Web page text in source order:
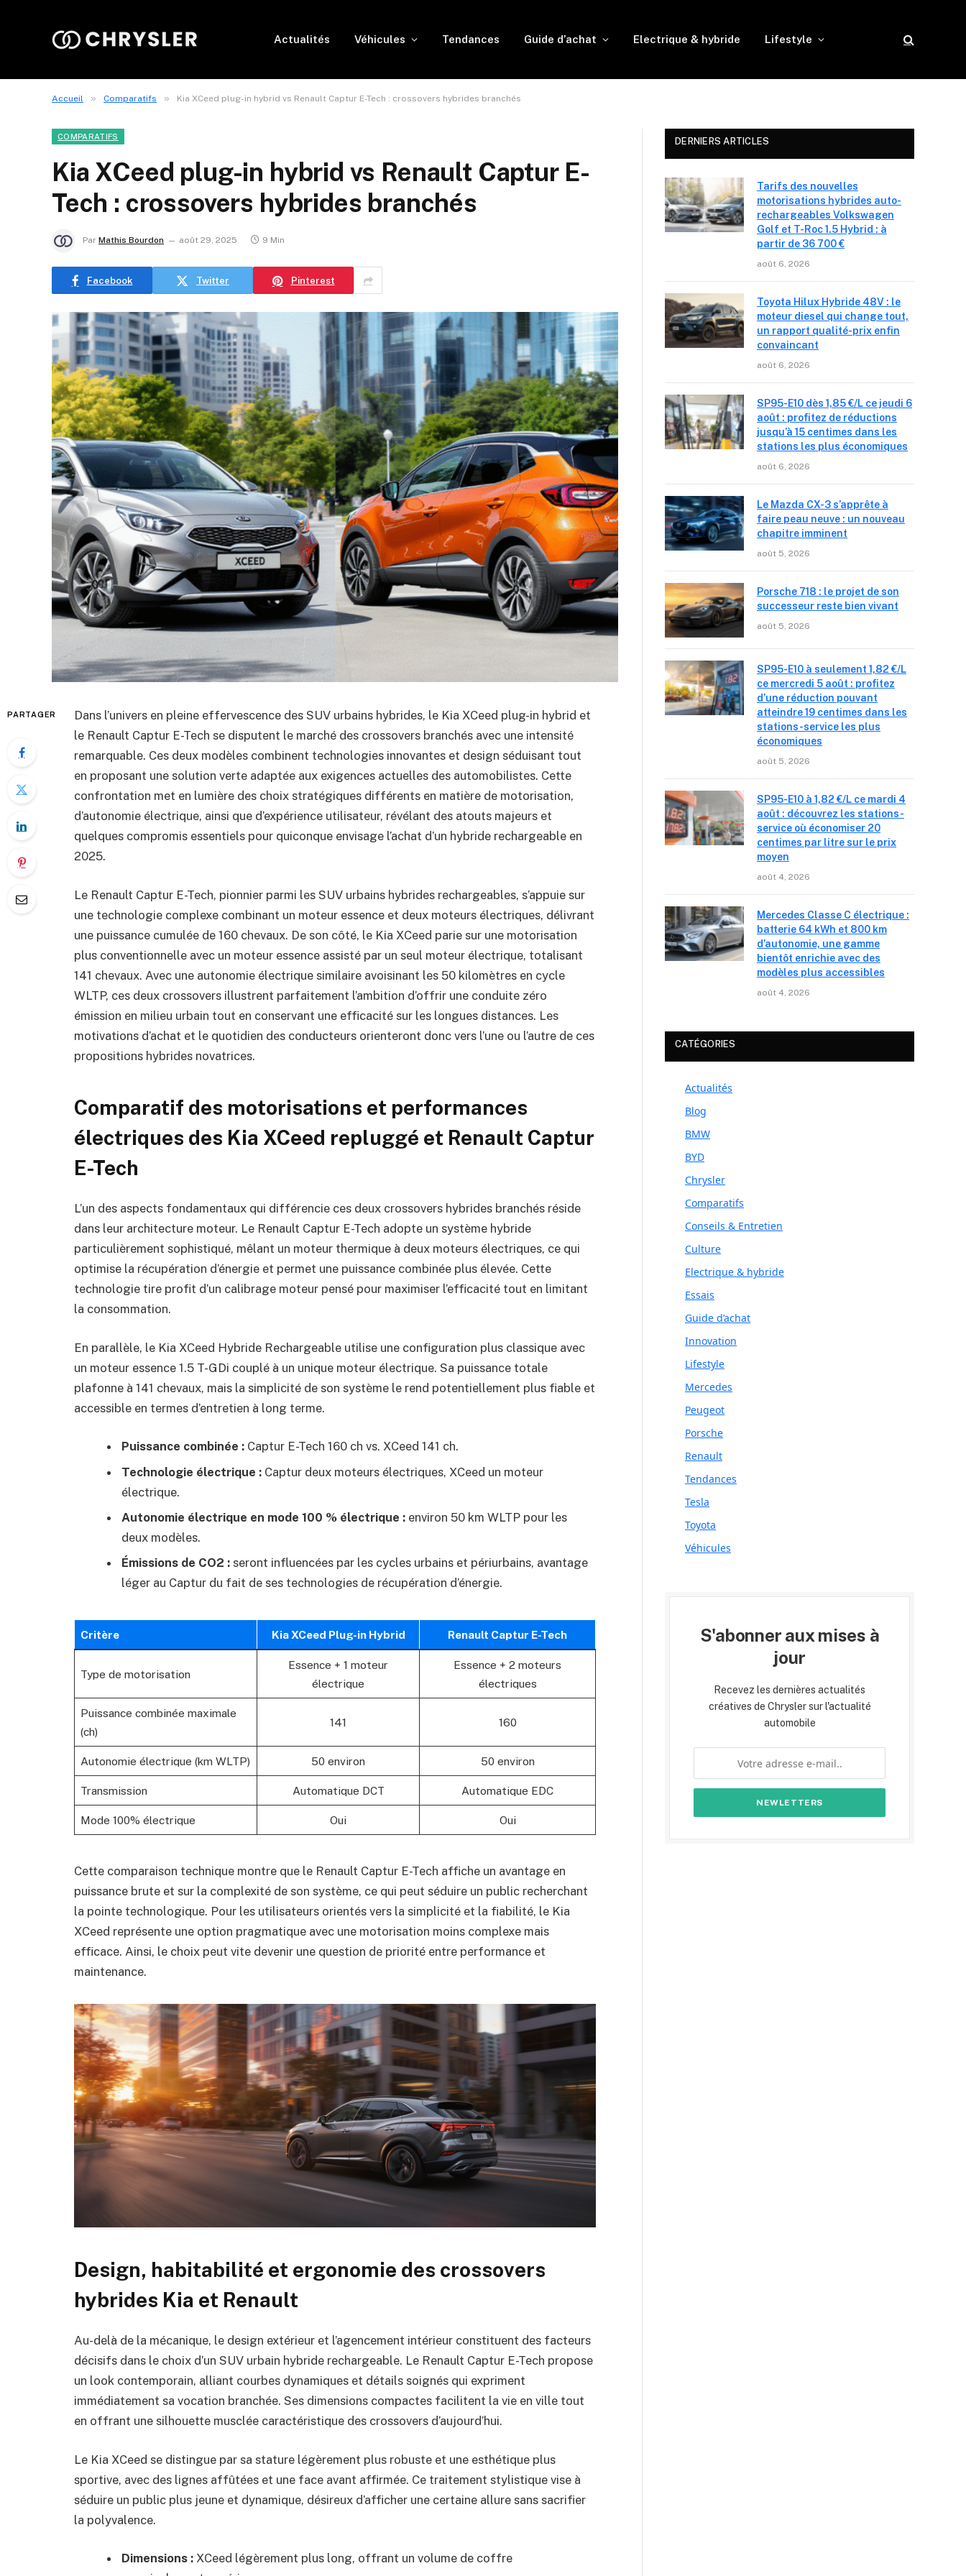
Actualités Véhicules Tendances Guide d’achat Electrique & hybride Lifestyle
Accueil » Comparatifs » Kia XCeed plug-in hybrid vs Renault Captur E-Tech : crossovers hybrides branchés
COMPARATIFS
Kia XCeed plug-in hybrid vs Renault Captur E-
Tech : crossovers hybrides branchés
Par Mathis Bourdon août 29, 2025 9 Min
Facebook Twitter Pinterest
PARTAGER
Dans l’univers en pleine effervescence des SUV urbains hybrides, le Kia XCeed plug-in hybrid et
le Renault Captur E-Tech se disputent le marché des crossovers branchés avec une intensité
remarquable. Ces deux modèles combinent technologies innovantes et design séduisant tout
en proposant une solution verte adaptée aux exigences actuelles des automobilistes. Cette
confrontation met en lumière des choix stratégiques différents en matière de motorisation,
d’autonomie électrique, ainsi que d’expérience utilisateur, révélant des atouts majeurs et
quelques compromis essentiels pour quiconque envisage l’achat d’un hybride rechargeable en
2025.
Le Renault Captur E-Tech, pionnier parmi les SUV urbains hybrides rechargeables, s’appuie sur
une technologie complexe combinant un moteur essence et deux moteurs électriques, délivrant
une puissance cumulée de 160 chevaux. De son côté, le Kia XCeed parie sur une motorisation
plus conventionnelle avec un moteur essence assisté par un seul moteur électrique, totalisant
141 chevaux. Avec une autonomie électrique similaire avoisinant les 50 kilomètres en cycle
WLTP, ces deux crossovers illustrent parfaitement l’ambition d’offrir une conduite zéro
émission en milieu urbain tout en conservant une efficacité sur les longues distances. Les
motivations d’achat et le quotidien des conducteurs orienteront donc vers l’une ou l’autre de ces
propositions hybrides novatrices.
Comparatif des motorisations et performances
électriques des Kia XCeed repluggé et Renault Captur
E-Tech
L’un des aspects fondamentaux qui différencie ces deux crossovers hybrides branchés réside
dans leur architecture moteur. Le Renault Captur E-Tech adopte un système hybride
particulièrement sophistiqué, mêlant un moteur thermique à deux moteurs électriques, ce qui
optimise la récupération d’énergie et permet une puissance combinée plus élevée. Cette
technologie tire profit d’un calibrage moteur pensé pour maximiser l’efficacité tout en limitant
la consommation.
En parallèle, le Kia XCeed Hybride Rechargeable utilise une configuration plus classique avec
un moteur essence 1.5 T-GDi couplé à un unique moteur électrique. Sa puissance totale
plafonne à 141 chevaux, mais la simplicité de son système le rend potentiellement plus fiable et
accessible en termes d’entretien à long terme.
Puissance combinée : Captur E-Tech 160 ch vs. XCeed 141 ch.
Technologie électrique : Captur deux moteurs électriques, XCeed un moteur
électrique.
Autonomie électrique en mode 100 % électrique : environ 50 km WLTP pour les
deux modèles.
Émissions de CO2 : seront influencées par les cycles urbains et périurbains, avantage
léger au Captur du fait de ses technologies de récupération d’énergie.
Critère Kia XCeed Plug-in Hybrid Renault Captur E-Tech
Type de motorisation
Essence + 1 moteur
électrique
Essence + 2 moteurs
électriques
Puissance combinée maximale
(ch)
141 160
Autonomie électrique (km WLTP) 50 environ 50 environ
Transmission Automatique DCT Automatique EDC
Mode 100% électrique Oui Oui
Cette comparaison technique montre que le Renault Captur E-Tech affiche un avantage en
puissance brute et sur la complexité de son système, ce qui peut séduire un public recherchant
la pointe technologique. Pour les utilisateurs orientés vers la simplicité et la fiabilité, le Kia
XCeed représente une option pragmatique avec une motorisation moins complexe mais
efficace. Ainsi, le choix peut vite devenir une question de priorité entre performance et
maintenance.
Design, habitabilité et ergonomie des crossovers
hybrides Kia et Renault
Au-delà de la mécanique, le design extérieur et l’agencement intérieur constituent des facteurs
décisifs dans le choix d’un SUV urbain hybride rechargeable. Le Renault Captur E-Tech propose
un look contemporain, alliant courbes dynamiques et détails soignés qui expriment
immédiatement sa vocation branchée. Ses dimensions compactes facilitent la vie en ville tout
en offrant une silhouette musclée caractéristique des crossovers d’aujourd’hui.
Le Kia XCeed se distingue par sa stature légèrement plus robuste et une esthétique plus
sportive, avec des lignes affûtées et une face avant affirmée. Ce traitement stylistique vise à
séduire un public plus jeune et dynamique, désireux d’afficher une certaine allure sans sacrifier
la polyvalence.
Dimensions : XCeed légèrement plus long, offrant un volume de coffre
DERNIERS ARTICLES
Tarifs des nouvelles
motorisations hybrides auto-
rechargeables Volkswagen
Golf et T-Roc 1.5 Hybrid : à
partir de 36 700 €
août 6, 2026
Toyota Hilux Hybride 48V : le
moteur diesel qui change tout,
un rapport qualité-prix enfin
convaincant
août 6, 2026
SP95-E10 dès 1,85 €/L ce jeudi 6
août : profitez de réductions
jusqu’à 15 centimes dans les
stations les plus économiques
août 6, 2026
Le Mazda CX-3 s’apprête à
faire peau neuve : un nouveau
chapitre imminent
août 5, 2026
Porsche 718 : le projet de son
successeur reste bien vivant
août 5, 2026
SP95-E10 à seulement 1,82 €/L
ce mercredi 5 août : profitez
d’une réduction pouvant
atteindre 19 centimes dans les
stations-service les plus
économiques
août 5, 2026
SP95-E10 à 1,82 €/L ce mardi 4
août : découvrez les stations-
service où économiser 20
centimes par litre sur le prix
moyen
août 4, 2026
Mercedes Classe C électrique :
batterie 64 kWh et 800 km
d’autonomie, une gamme
bientôt enrichie avec des
modèles plus accessibles
août 4, 2026
CATÉGORIES
Actualités
Blog
BMW
BYD
Chrysler
Comparatifs
Conseils & Entretien
Culture
Electrique & hybride
Essais
Guide d’achat
Innovation
Lifestyle
Mercedes
Peugeot
Porsche
Renault
Tendances
Tesla
Toyota
Véhicules
S'abonner aux mises à
jour
Recevez les dernières actualités
créatives de Chrysler sur l'actualité
automobile